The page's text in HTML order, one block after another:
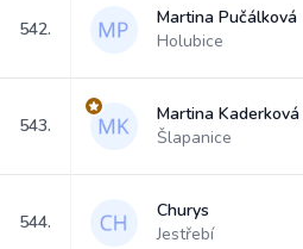
542.
Martina Pučálková
Holubice
543.
Martina Kaderková
Šlapanice
544.
Churys
Jestřebí